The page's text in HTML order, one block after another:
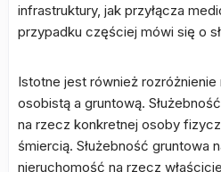
infrastruktury, jak przyłącza
przypadku częściej mówi się o
Istotne jest również rozróżnienie
osobistą a gruntową.
na rzecz konkretnej osoby
śmiercią. Służebność gruntowa
nieruchomość na rzecz